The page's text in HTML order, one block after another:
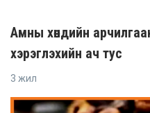
Амны хөндийн
хэрэглэхийн ач тус
3 жил